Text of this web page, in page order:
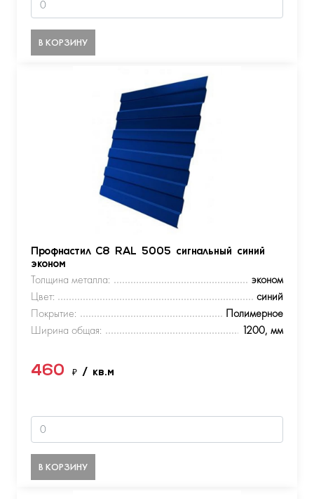
В КОРЗИНУ
Профнастил С8 RAL 5005 сигнальный синий
эконом
Толщина металла:
эконом
Цвет:
синий
Покрытие:
Полимерное
Ширина общая:
1200, мм
460 ₽ / кв.м
В КОРЗИНУ